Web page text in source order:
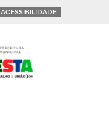
ACESSIBILIDADE